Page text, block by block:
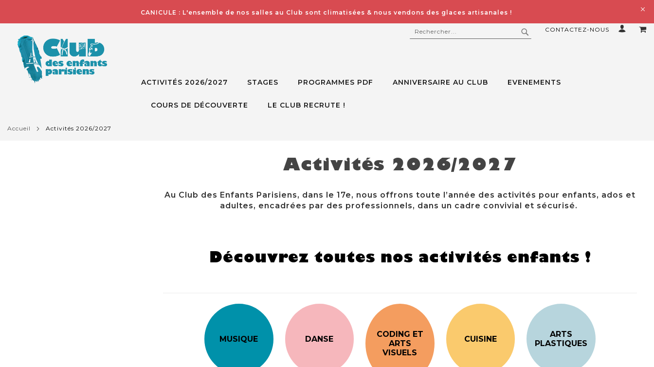
CANICULE : L'ensemble de nos salles au Club sont climatisées & nous vendons des glaces artisanales !
CONTACTEZ-NOUS
RECHERCHER
ACTIVITÉS 2026/2027 STAGES PROGRAMMES PDF ANNIVERSAIRE AU CLUB EVENEMENTS
COURS DE DÉCOUVERTE LE CLUB RECRUTE !
accueil activités 2026/2027
Activités 2026/2027
Au Club des Enfants Parisiens, dans le 17e, nous offrons toute l’année des activités pour enfants, ados et
adultes, encadrées par des professionnels, dans un cadre convivial et sécurisé.
Découvrez toutes nos activités enfants !
MUSIQUE DANSE
CODING ET
ARTS
VISUELS
CUISINE
ARTS
PLASTIQUES